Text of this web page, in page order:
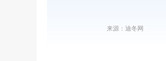
来源： 迪冬网